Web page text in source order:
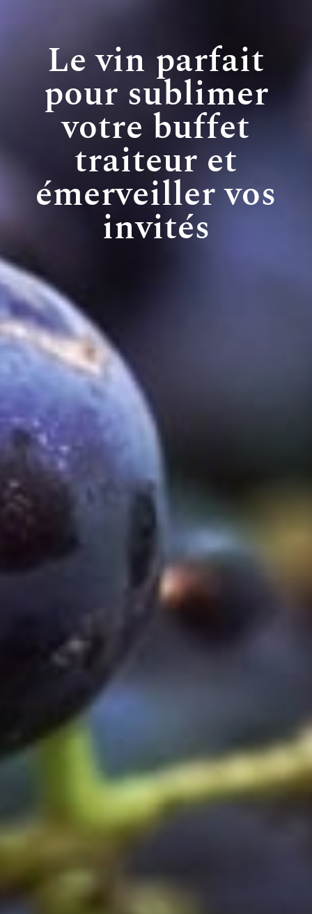
Le vin parfait
pour sublimer
votre buffet
traiteur et
émerveiller vos
invités